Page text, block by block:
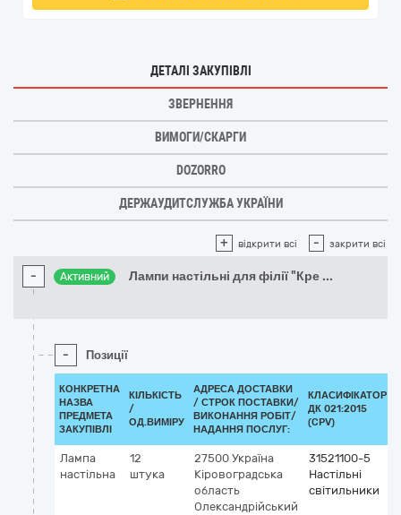
ДЕТАЛІ ЗАКУПІВЛІ
ЗВЕРНЕННЯ
ВИМОГИ/СКАРГИ
DOZORRO
ДЕРЖАУДИТСЛУЖБА УКРАЇНИ
+ відкрити всі - закрити всі
- Активний Лампи настільні для філії "Кре ...
- Позиції
КОНКРЕТНА
НАЗВА
ПРЕДМЕТА
ЗАКУПІВЛІ
КІЛЬКІСТЬ
/
ОД.ВИМІРУ
АДРЕСА ДОСТАВКИ
/ СТРОК ПОСТАВКИ/
ВИКОНАННЯ РОБІТ/
НАДАННЯ ПОСЛУГ:
КЛАСИФІКАТОР
ДК 021:2015
(CPV)
Лампа
настільна
12
штука
27500 Україна
Кіровоградська
область
Олександрійський
31521100-5
Настільні
світильники